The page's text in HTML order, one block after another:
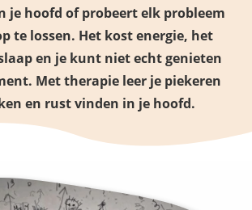
je hoofd of probeert elk probleem
te lossen. Het kost energie, het
en je kunt niet echt genieten
Met therapie leer je piekeren
en rust vinden in je hoofd.